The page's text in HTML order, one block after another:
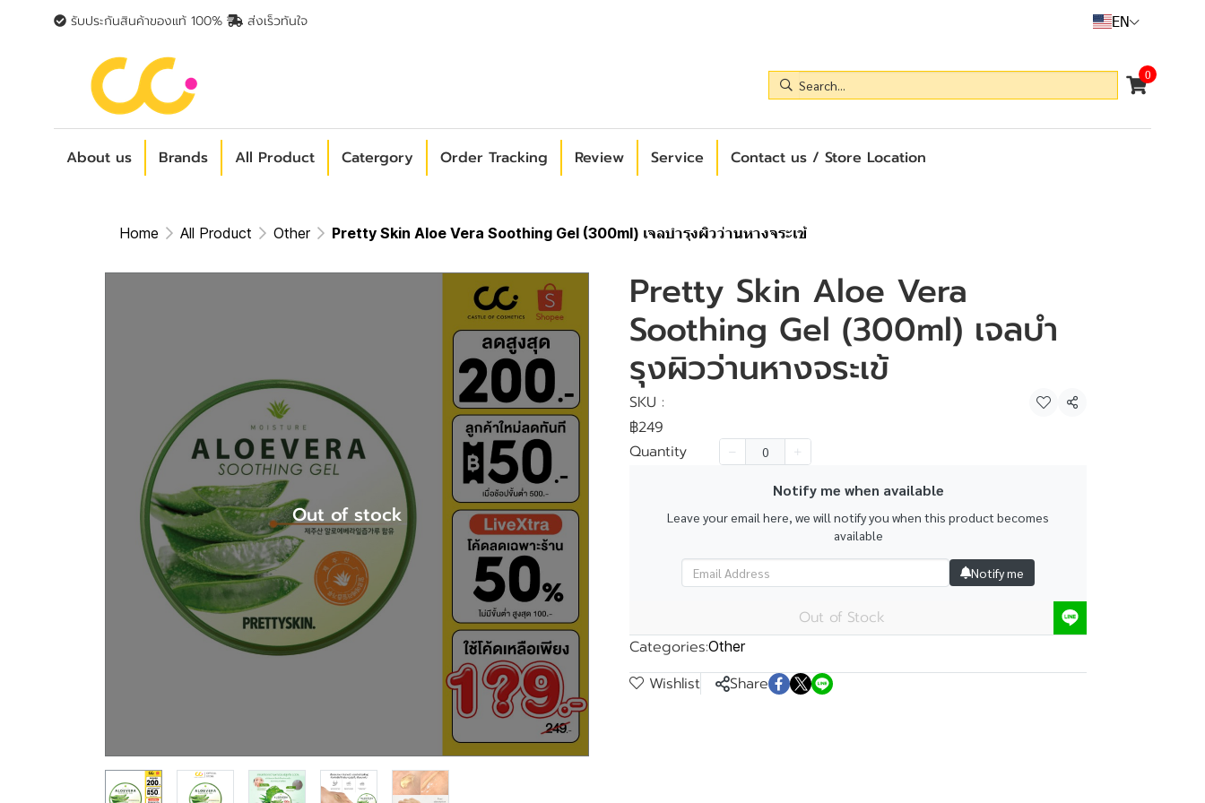
รับประกันสินค้าของแท้ 100% ส่งเร็วทันใจ EN
0
About us Brands All Product Catergory Order Tracking Review Service Contact us / Store Location
Home All Product Other Pretty Skin Aloe Vera Soothing Gel (300ml) เจลบำรุงผิวว่านหางจระเข้
Out of stock
Pretty Skin Aloe Vera
Soothing Gel (300ml) เจลบำ
รุงผิวว่านหางจระเข้
SKU :
Share
฿249
Quantity
Notify me when available
Leave your email here, we will notify you when this product becomes
available
Notify me
Out of Stock
Categories:Other
Wishlist Share